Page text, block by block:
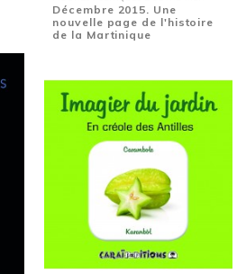
Décembre 2015. Une
nouvelle page de l'histoire
de la Martinique